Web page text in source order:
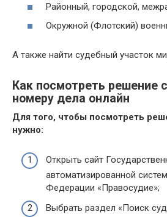
Районный, городской,
Окружной (Флотский)
А также найти судебный участок
Как посмотреть решение
номеру дела онлайн
Для того, чтобы посмотреть
нужно:
Открыть сайт
автоматизированной
Федерации «Правосудие»;
Выбрать раздел «Поиск